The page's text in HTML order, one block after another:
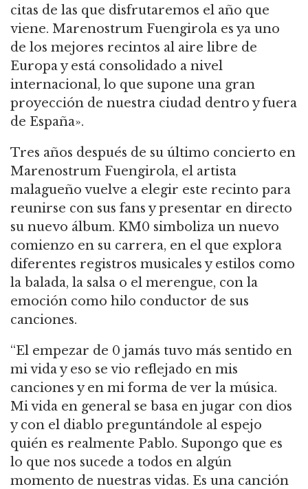
citas de las que disfrutaremos el año que
viene. Marenostrum Fuengirola es ya uno
de los mejores recintos al aire libre de
Europa y está consolidado a nivel
internacional, lo que supone una gran
proyección de nuestra ciudad dentro y fuera
de España».
Tres años después de su último concierto en
Marenostrum Fuengirola, el artista
malagueño vuelve a elegir este recinto para
reunirse con sus fans y presentar en directo
su nuevo álbum. KM0 simboliza un nuevo
comienzo en su carrera, en el que explora
diferentes registros musicales y estilos como
la balada, la salsa o el merengue, con la
emoción como hilo conductor de sus
canciones.
“El empezar de 0 jamás tuvo más sentido en
mi vida y eso se vio reflejado en mis
canciones y en mi forma de ver la música.
Mi vida en general se basa en jugar con dios
y con el diablo preguntándole al espejo
quién es realmente Pablo. Supongo que es
lo que nos sucede a todos en algún
momento de nuestras vidas. Es una canción